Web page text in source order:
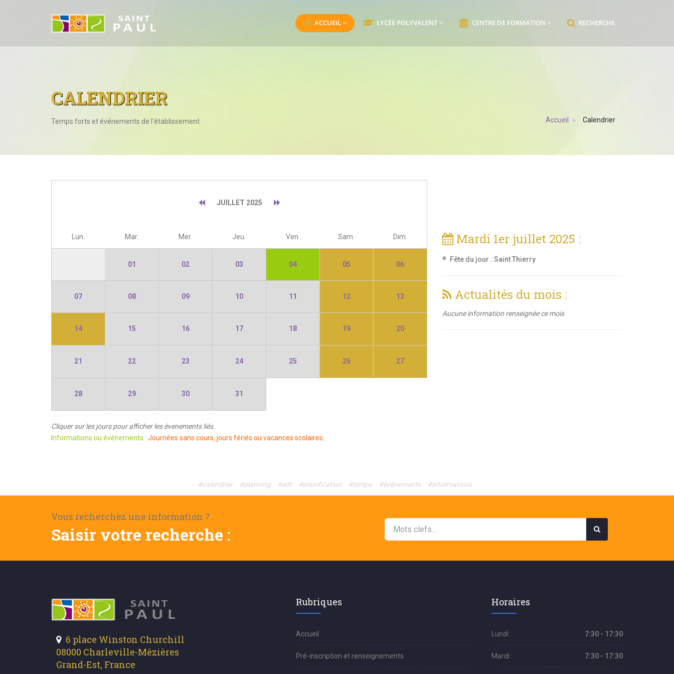
ACCUEIL LYCÉE POLYVALENT CENTRE DE FORMATION RECHERCHE
CALENDRIER
Temps forts et événements de l'établissement Accueil Calendrier
JUILLET 2025
Lun. Mar. Mer. Jeu. Ven. Sam. Dim.
01 02 03 04 05 06
07 08 09 10 11 12 13
14 15 16 17 18 19 20
21 22 23 24 25 26 27
28 29 30 31
Cliquer sur les jours pour afficher les évenements liés.
Informations ou événements · Journées sans cours, jours fériés ou vacances scolaires.
Mardi 1er juillet 2025 :
Fête du jour : Saint Thierry
Actualités du mois :
Aucune information renseignée ce mois
#calendrier #planning #edt #planification #temps #événements #informations
Vous recherchez une information ?
Saisir votre recherche :
6 place Winston Churchill
08000 Charleville-Mézières
Grand-Est, France
Rubriques
Accueil
Pré-inscription et renseignements
Horaires
Lundi : 7:30 - 17:30
Mardi : 7:30 - 17:30